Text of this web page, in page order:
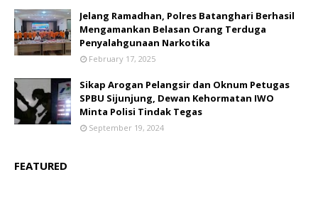
Jelang Ramadhan, Polres Batanghari Berhasil
Mengamankan Belasan Orang Terduga
Penyalahgunaan Narkotika
February 17, 2025
Sikap Arogan Pelangsir dan Oknum Petugas
SPBU Sijunjung, Dewan Kehormatan IWO
Minta Polisi Tindak Tegas
September 19, 2024
FEATURED